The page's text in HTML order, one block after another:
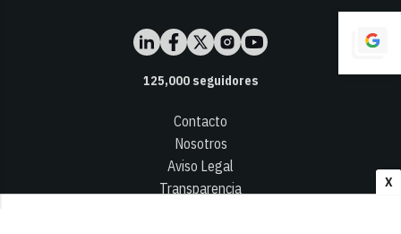
X
125,000seguidores
Contacto
Nosotros
Aviso Legal
Transparencia